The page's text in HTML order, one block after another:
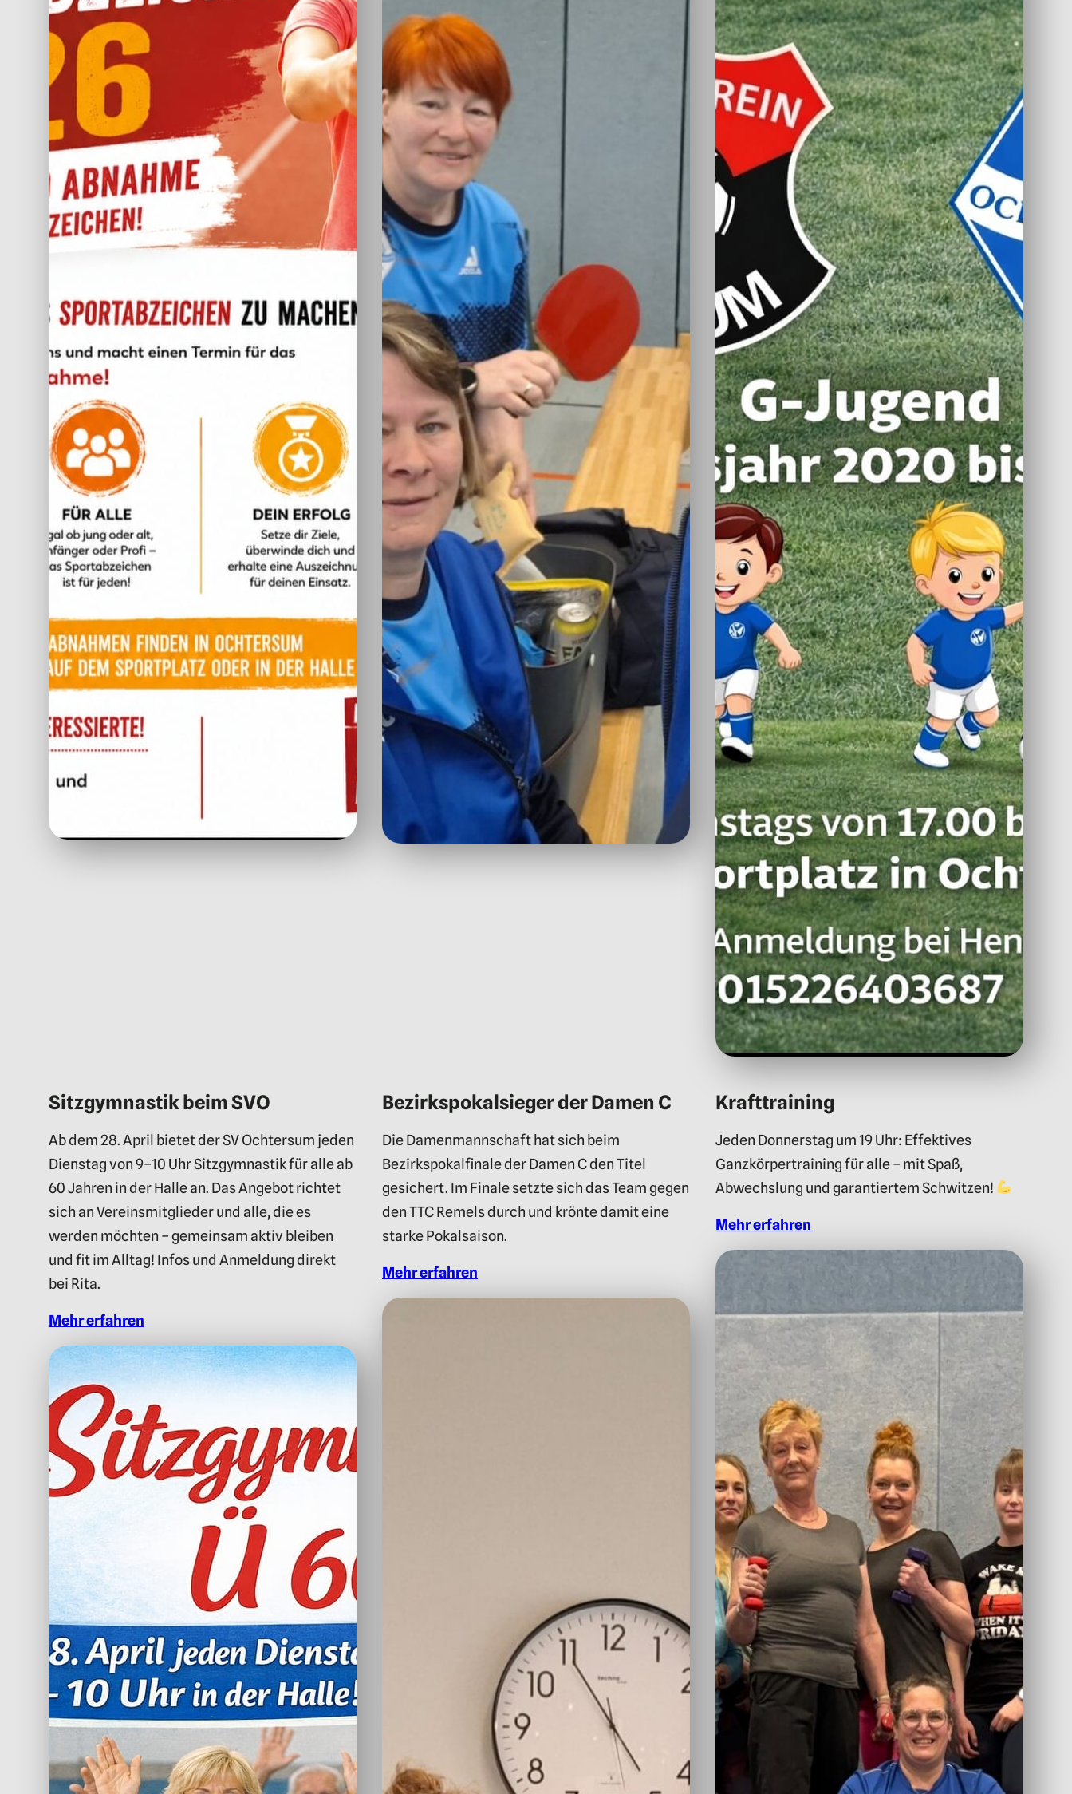
Sitzgymnastik beim SVO
Ab dem 28. April bietet der SV Ochtersum jeden
Dienstag von 9–10 Uhr Sitzgymnastik für alle ab
60 Jahren in der Halle an. Das Angebot richtet
sich an Vereinsmitglieder und alle, die es
werden möchten – gemeinsam aktiv bleiben
und fit im Alltag! Infos und Anmeldung direkt
bei Rita.
Mehr erfahren
Bezirkspokalsieger der Damen C
Die Damenmannschaft hat sich beim
Bezirkspokalfinale der Damen C den Titel
gesichert. Im Finale setzte sich das Team gegen
den TTC Remels durch und krönte damit eine
starke Pokalsaison.
Mehr erfahren
Krafttraining
Jeden Donnerstag um 19 Uhr: Effektives
Ganzkörpertraining für alle – mit Spaß,
Abwechslung und garantiertem Schwitzen!
Mehr erfahren